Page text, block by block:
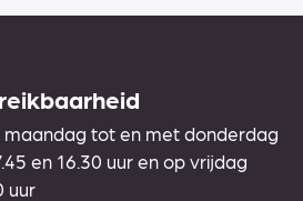
maandag tot en met donderdag
en 16.30 uur en op vrijdag
uur